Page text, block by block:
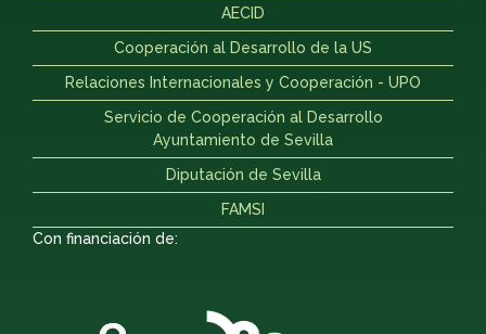
AECID
Cooperación al Desarrollo de la US
Relaciones Internacionales y Cooperación - UPO
Servicio de Cooperación al Desarrollo
Ayuntamiento de Sevilla
Diputación de Sevilla
FAMSI
Con financiación de: